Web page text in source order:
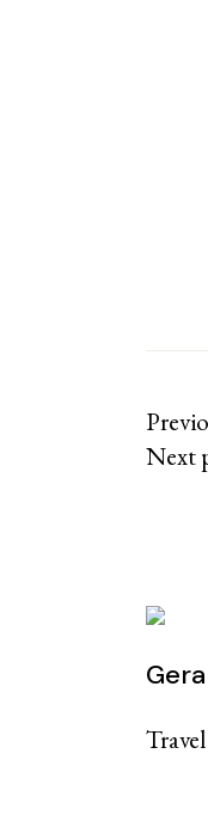
Next